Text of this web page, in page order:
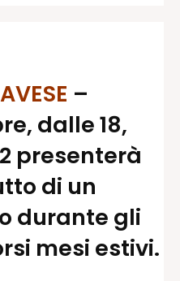
checking –
dalle 18,
presenterà
di un
durante gli
mesi estivi.